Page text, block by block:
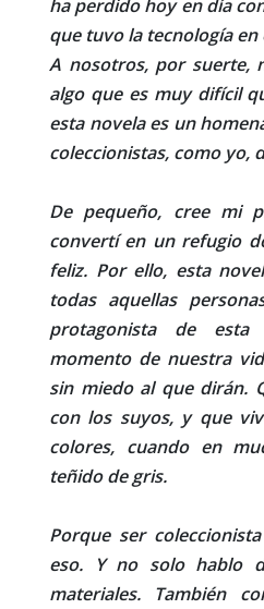
ha perdido hoy en día
que tuvo la tecnología en
A nosotros, por suerte,
algo que es muy difícil
esta novela es un
coleccionistas, como yo,
De pequeño, cree mi
convertí en un refugio
feliz. Por ello, esta
todas aquellas
protagonista de
momento de nuestra
sin miedo al que dirán.
con los suyos, y que
colores, cuando en
teñido de gris.
Porque ser
eso. Y no solo hablo
materiales. También